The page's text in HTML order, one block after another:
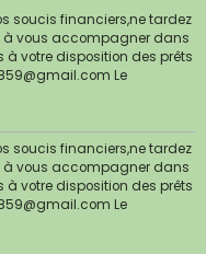
soucis financiers,ne tardez
à vous accompagner dans
à votre disposition des prêts
Le
soucis financiers,ne tardez
à vous accompagner dans
à votre disposition des prêts
Le